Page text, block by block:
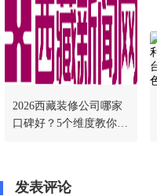
2026西藏装修公司哪家
口碑好？5个维度教你挑
发表评论